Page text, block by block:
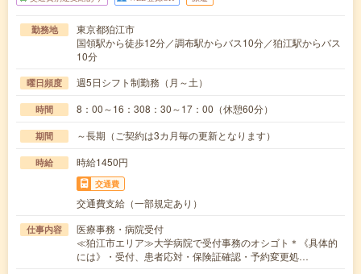
勤務地
東京都狛江市
国領駅から徒歩12分／調布駅からバス10分／狛江駅からバス
10分
曜日頻度 週5日シフト制勤務（月～土）
時間 8：00～16：308：30～17：00（休憩60分）
期間 ～長期（ご契約は3カ月毎の更新となります）
時給 時給1450円
交通費
交通費支給（一部規定あり）
仕事内容
医療事務・病院受付
≪狛江市エリア≫大学病院で受付事務のオシゴト＊《具体的
には》・受付、患者応対・保険証確認・予約変更処…